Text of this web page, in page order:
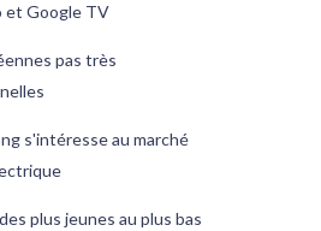
et Google TV
pas très
s'intéresse au marché
plus jeunes au plus bas